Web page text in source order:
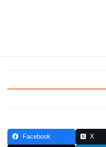
Facebook X